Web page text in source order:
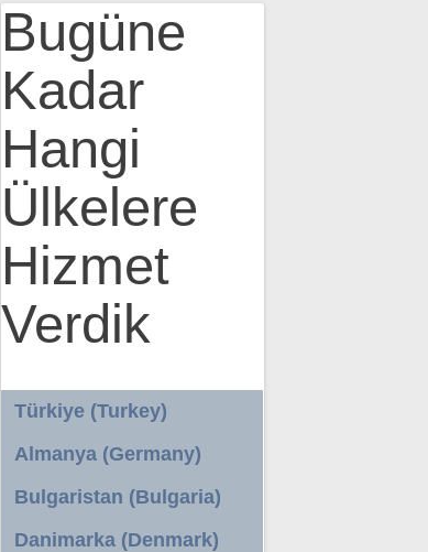
Bugüne
Kadar
Hangi
Ülkelere
Hizmet
Verdik
Türkiye (Turkey)
Almanya (Germany)
Bulgaristan (Bulgaria)
Danimarka (Denmark)